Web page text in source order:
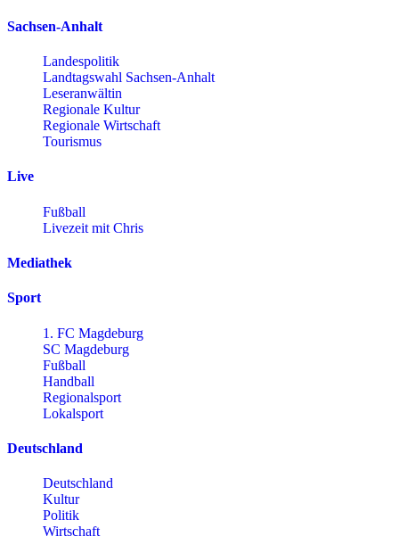
Sachsen-Anhalt
Landespolitik
Landtagswahl Sachsen-Anhalt
Leseranwältin
Regionale Kultur
Regionale Wirtschaft
Tourismus
Live
Fußball
Livezeit mit Chris
Mediathek
Sport
1. FC Magdeburg
SC Magdeburg
Fußball
Handball
Regionalsport
Lokalsport
Deutschland
Deutschland
Kultur
Politik
Wirtschaft